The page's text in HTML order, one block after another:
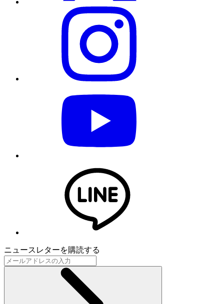
ニュースレターを購読する